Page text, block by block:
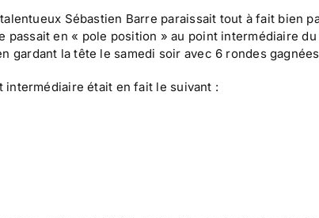
Sébastien Barre paraissait tout à fait bien
en « pole position » au point intermédiaire
gardant la tête le samedi soir avec 6 rondes
était en fait le suivant :